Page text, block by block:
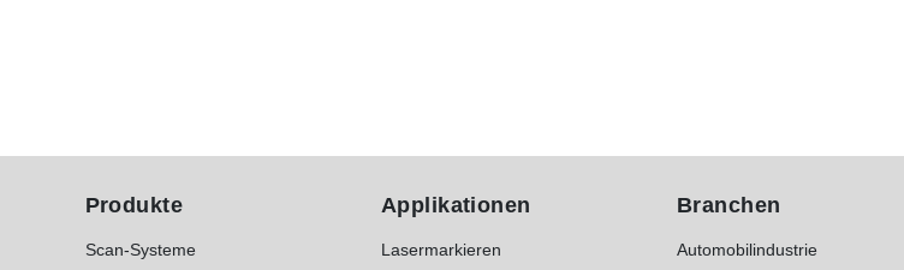
Produkte
Scan-Systeme
Applikationen
Lasermarkieren
Branchen
Automobilindustrie